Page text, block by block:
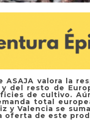
valora la
del resto de
de cultivo.
total
y Valencia se
oferta de este